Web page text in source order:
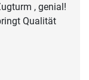
, genial!
Qualität